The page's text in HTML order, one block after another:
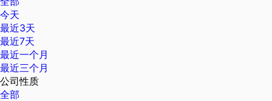
今天
最近3天
最近7天
最近一个月
最近三个月
公司性质
全部